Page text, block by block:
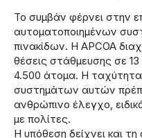
Το συμβάν φέρνει στην
αυτοματοποιημένων
πινακίδων. Η APCOA
θέσεις στάθμευσης σε
4.500 άτομα. Η ταχύτητα
συστημάτων αυτών
ανθρώπινο έλεγχο,
με πολίτες.
Η υπόθεση δείχνει και